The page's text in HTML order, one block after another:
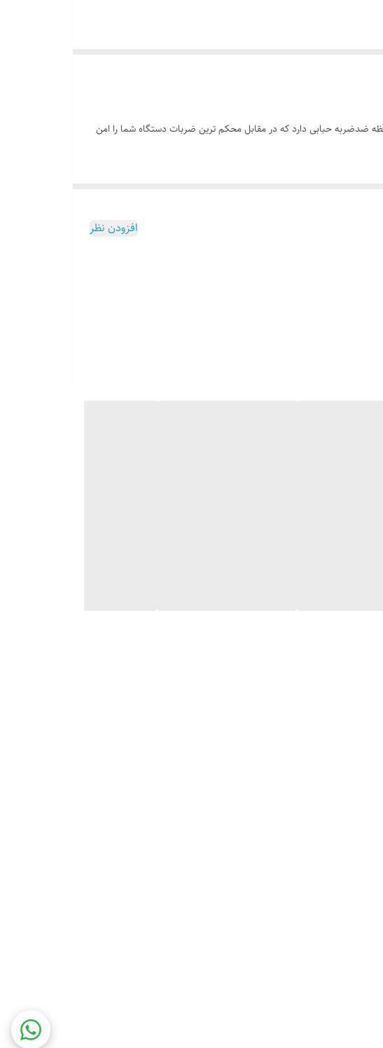
میباشد.محفظه ضدضربه حبابی دارد که در مقابل محکم ترین ضربات دستگاه شما را امن
افزودن نظر